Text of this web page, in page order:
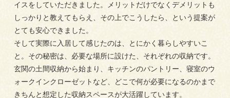
054-365-3838
受付時間／平日9:00 - 18:00
土日9:00 - 16:00
イスをしていただきました。メリットだけでなくデメリットも
しっかりと教えてもらえ、その上でこうしたら、という提案が
とても安心できました。
そして実際に入居して感じたのは、とにかく暮らしやすいこ
と。その秘密は、必要な場所に設けた、それぞれの収納です。
玄関の土間収納から始まり、キッチンのパントリー、寝室のウ
ォークインクローゼットなど、どこで何が必要になるのかまで
きちんと想定した収納スペースが大活躍しています。